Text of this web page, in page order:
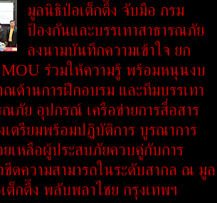
มูลนิธิป่อเต็กตึ๊ง จับมือ กรม
ป้องกันและบรรเทาสาธารณภัย
ลงนามบันทึกความเข้าใจ ยก
ร่วมให้ความรู้ พร้อมหนุนงบ
ณด้านการฝึกอบรม และทีมบรรเทา
ณภัย อุปกรณ์ เครือข่ายการสื่อสาร
เตรียมพร้อมปฏิบัติการ บูรณาการ
ยเหลือผู้ประสบภัยควบคู่กับการ
ดความสามารถในระดับสากล ณ มูล
ต็กตึ๊ง พลับพลาไชย กรุงเทพฯ